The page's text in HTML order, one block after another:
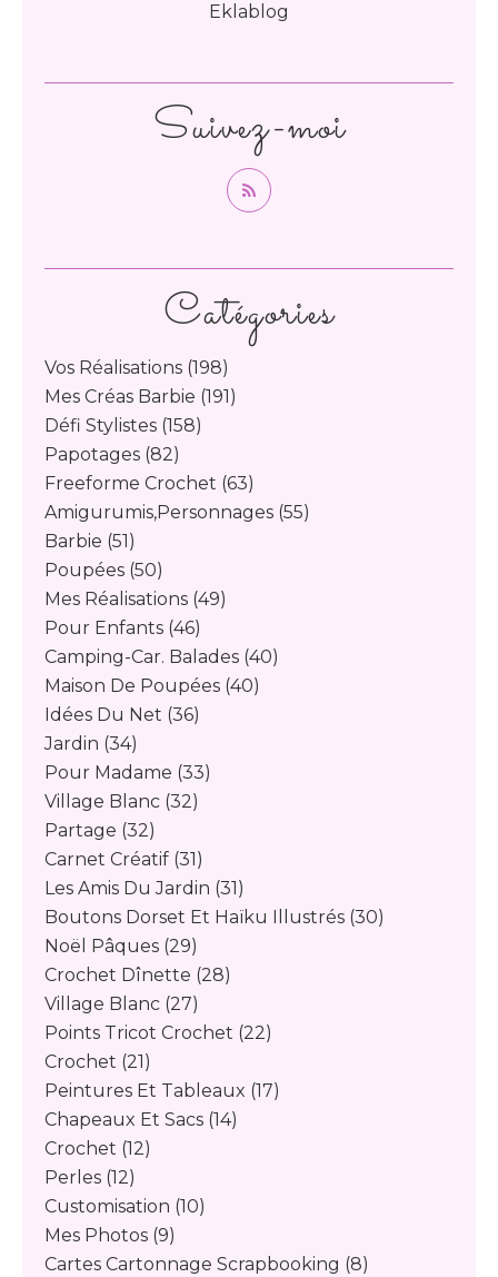
Catégories
Vos Réalisations (198)
Mes Créas Barbie (191)
Défi Stylistes (158)
Papotages (82)
Freeforme Crochet (63)
Amigurumis,personnages (55)
Barbie (51)
Poupées (50)
Mes Réalisations (49)
Pour Enfants (46)
Camping-Car. Balades (40)
Maison De Poupées (40)
Idées Du Net (36)
Jardin (34)
Pour Madame (33)
Village Blanc (32)
Partage (32)
Carnet Créatif (31)
Les Amis Du Jardin (31)
Boutons Dorset Et Haïku Illustrés (30)
Noël Pâques (29)
Crochet Dînette (28)
Village Blanc (27)
Points Tricot Crochet (22)
Crochet (21)
Peintures Et Tableaux (17)
Chapeaux Et Sacs (14)
Crochet (12)
Perles (12)
Customisation (10)
Mes Photos (9)
Cartes Cartonnage Scrapbooking (8)
Eklablog
Suivez-moi